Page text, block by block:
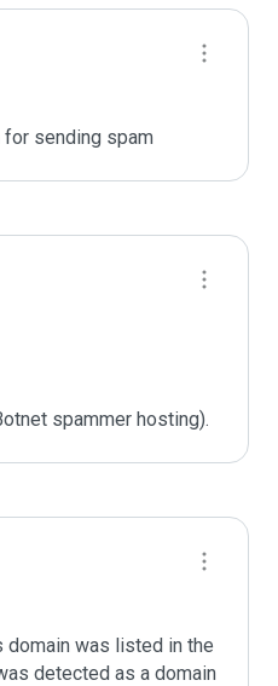
sending spam
spammer hosting).
domain was listed in the
detected as a domain